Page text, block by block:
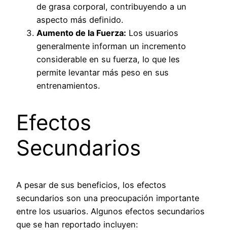
de grasa corporal, contribuyendo a un
aspecto más definido.
Aumento de la Fuerza: Los usuarios
generalmente informan un incremento
considerable en su fuerza, lo que les
permite levantar más peso en sus
entrenamientos.
Efectos
Secundarios
A pesar de sus beneficios, los efectos
secundarios son una preocupación importante
entre los usuarios. Algunos efectos secundarios
que se han reportado incluyen: